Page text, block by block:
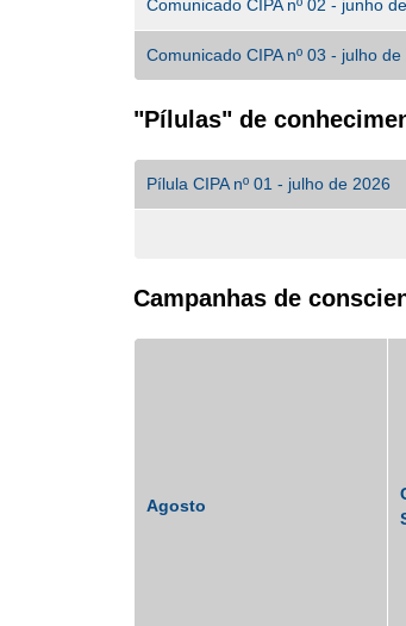
Comunicado CIPA nº 02 - junho
Comunicado CIPA nº 03 - julho de
"Pílulas" de
Pílula CIPA nº 01 - julho de 2026
Campanhas de
Agosto